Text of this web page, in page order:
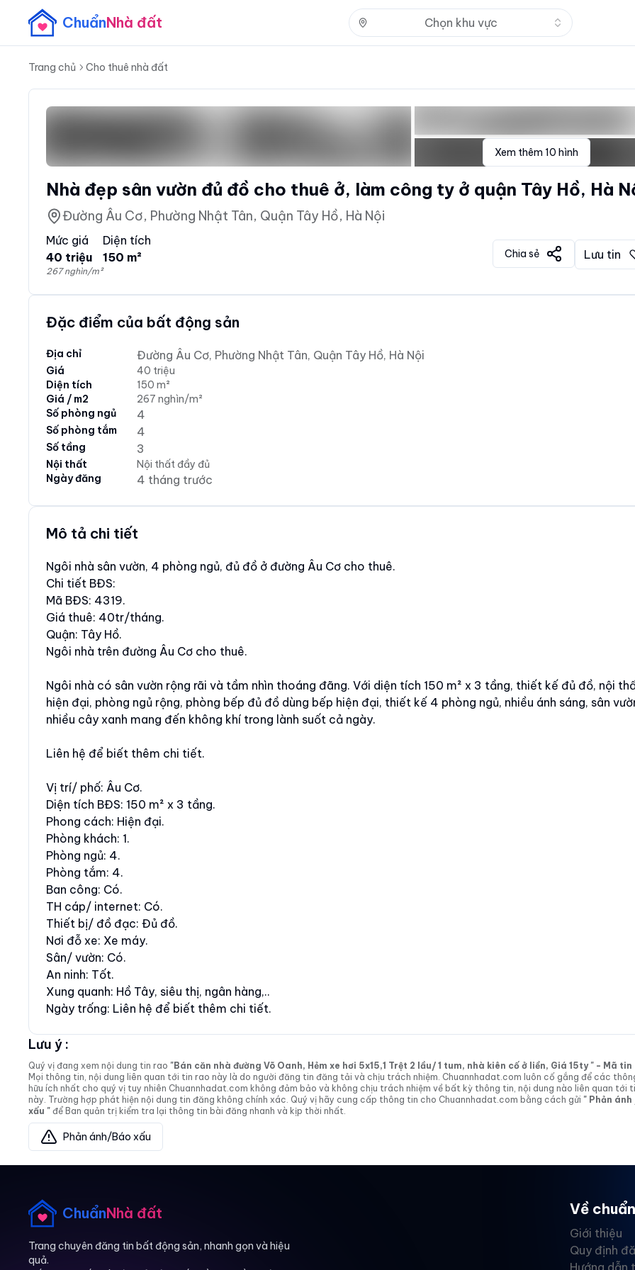
ChuẩnNhà đất Chọn khu vực Nhấn để
Trang chủ Cho thuê nhà đất
Xem thêm10 hình
Nhà đẹp sân vườn đủ đồ cho thuê ở, làm công ty ở quận Tây Hồ, Hà
Đường Âu Cơ, Phường Nhật Tân, Quận Tây Hồ, Hà Nội
Mức giá
40 triệu
267 nghìn/m²
Diện tích
150 m²
Chia sẻ Lưu tin
Đặc điểm của bất động sản
Địa chỉ Đường Âu Cơ, Phường Nhật Tân, Quận Tây Hồ, Hà Nội
Giá
40 triệu
Diện tích
150 m²
Giá / m2
267 nghìn/m²
Số phòng ngủ
4
Số phòng tắm 4
Số tầng 3
Nội thất
Nội thất đầy đủ
Ngày đăng
4 tháng trước
Mô tả chi tiết
Ngôi nhà sân vườn, 4 phòng ngủ, đủ đồ ở đường Âu Cơ cho thuê.
Chi tiết BĐS:
Mã BĐS: 4319.
Giá thuê: 40tr/tháng.
Quận: Tây Hồ.
Ngôi nhà trên đường Âu Cơ cho thuê.
Ngôi nhà có sân vườn rộng rãi và tầm nhìn thoáng đãng. Với diện tích 150 m² x 3 tầng, thiết kế đủ đồ, nội
hiện đại, phòng ngủ rộng, phòng bếp đủ đồ dùng bếp hiện đại, thiết kế 4 phòng ngủ, nhiều ánh sáng, sân
nhiều cây xanh mang đến không khí trong lành suốt cả ngày.
Liên hệ để biết thêm chi tiết.
Vị trí/ phố: Âu Cơ.
Diện tích BĐS: 150 m² x 3 tầng.
Phong cách: Hiện đại.
Phòng khách: 1.
Phòng ngủ: 4.
Phòng tắm: 4.
Ban công: Có.
TH cáp/ internet: Có.
Thiết bị/ đồ đạc: Đủ đồ.
Nơi đỗ xe: Xe máy.
Sân/ vườn: Có.
An ninh: Tốt.
Xung quanh: Hồ Tây, siêu thị, ngân hàng,..
Ngày trống: Liên hệ để biết thêm chi tiết.
Lưu ý :
Quý vị đang xem nội dung tin rao "Bán căn nhà đường Võ Oanh, Hẻm xe hơi 5x15,1 Trệt 2 lầu/ 1 tum, nhà kiên cố ở liền, Giá 15ty " - Mã
Mọi thông tin, nội dung liên quan tới tin rao này là do người đăng tin đăng tải và chịu trách nhiệm. Chuannhadat.com luôn cố gắng để các
hữu ích nhất cho quý vị tuy nhiên Chuannhadat.com không đảm bảo và không chịu trách nhiệm về bất kỳ thông tin, nội dung nào liên quan tới
này. Trường hợp phát hiện nội dung tin đăng không chính xác. Quý vị hãy cung cấp thông tin cho Chuannhadat.com bằng cách gửi " Phản
xấu " để Ban quản trị kiểm tra lại thông tin bài đăng nhanh và kịp thời nhất.
Phản ánh/Báo xấu
ChuẩnNhà đất
Trang chuyên đăng tin bất động sản, nhanh gọn và hiệu
quả.
Về
Giới thiệu
Quy định
Hướng dẫn